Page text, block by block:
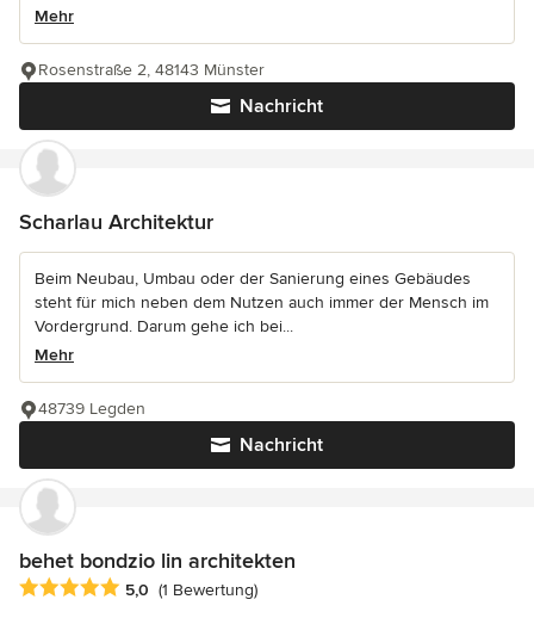
Mehr
Nachricht
Rosenstraße 2, 48143 Münster
Scharlau Architektur
Beim Neubau, Umbau oder der Sanierung eines Gebäudes
steht für mich neben dem Nutzen auch immer der Mensch im
Vordergrund. Darum gehe ich bei...
Mehr
Nachricht
48739 Legden
behet bondzio lin architekten
Durchschnittliche Bewertung: 5 von 5 Sternen
5,0 (1 Bewertung)